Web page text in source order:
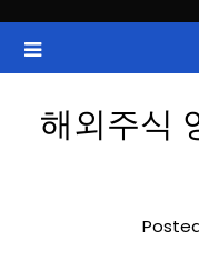
content
ZAN 주식
국내증시, 해외증시, 급
해외주식
Posted